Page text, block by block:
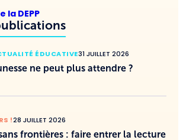
la DEPP
ÉDUCATIVE31 JUILLET 2026
ne peut plus attendre ?
!28 JUILLET 2026
frontières : faire entrer la lecture